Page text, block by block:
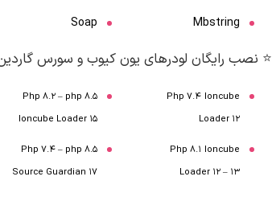
Mbstring
Soap
⭐️ نصب رایگان لودرهای یون کیوب و سورس
Php 7.4 Ioncube
Loader 12
Php 8.1 Ioncube
Loader 12 – 13
Php 8.2 – php 8.5
Ioncube Loader 15
Php 7.4 – php 8.5
Source Guardian 17